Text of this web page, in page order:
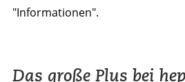
"Informationen".
Das große Plus bei